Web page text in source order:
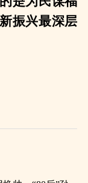
振兴最深层